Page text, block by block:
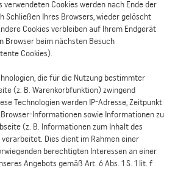
verwendeten Cookies werden nach Ende der
Schließen Ihres Browsers, wieder gelöscht
Cookies verbleiben auf Ihrem Endgerät
Browser beim nächsten Besuch
Cookies).
die für die Nutzung bestimmter
(z. B. Warenkorbfunktion) zwingend
Technologien werden IP-Adresse, Zeitpunkt
Informationen sowie Informationen zu
(z. B. Informationen zum Inhalt des
Dies dient im Rahmen einer
berechtigten Interessen an einer
Angebots gemäß Art. 6 Abs. 1 S. 1 lit. f